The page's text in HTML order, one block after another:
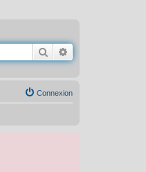
Rechercher
Connexion